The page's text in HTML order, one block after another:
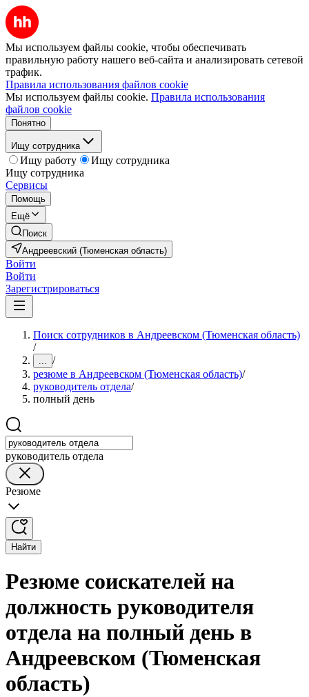
Мы используем файлы cookie, чтобы обеспечивать
правильную работу нашего веб-сайта и анализировать сетевой
трафик.
Правила использования файлов cookie
Мы используем файлы cookie. Правила использования
файлов cookie
Понятно
Ищу сотрудника
Ищу работу
Ищу сотрудника
Ищу сотрудника
Сервисы
Помощь
Ещё
Поиск
Андреевский (Тюменская область)
Войти
Войти
Зарегистрироваться
Поиск сотрудников в Андреевском (Тюменская область)
/
... /
резюме в Андреевском (Тюменская область)/
руководитель отдела/
полный день
руководитель отдела
Резюме
Найти
Резюме соискателей на
должность руководителя
отдела на полный день в
Андреевском (Тюменская
область)